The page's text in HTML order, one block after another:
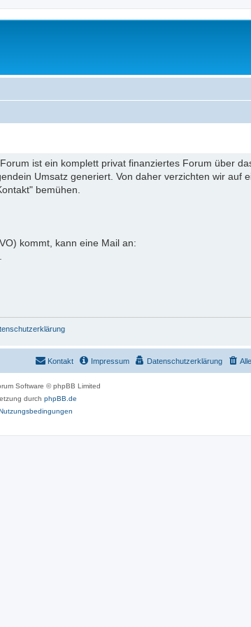
ist ein komplett privat finanziertes Forum über
Umsatz generiert. Von daher verzichten wir auf
bemühen.
kommt, kann eine Mail an:
Datenschutzerklärung
Impressum
Kontakt
Software © phpBB Limited
durch phpBB.de